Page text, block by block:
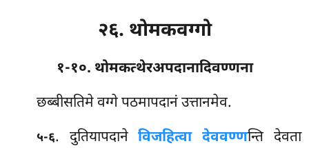
२६. थोमकवग्गो
१-१०. थोमकत्थेरअपदानादिवण्णना
छब्बीसतिमेवग्गे पठमापदानं उत्तानमेव.
५-६. दुतियापदानेविजहित्वा देववण्णन्ति देवता